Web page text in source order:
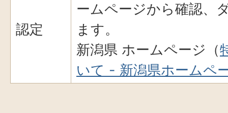
認定
ームページから確認、
ます。
新潟県 ホームページ（
いて - 新潟県ホームペ